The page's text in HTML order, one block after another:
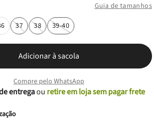
Guia de tamanhos
37 38 39-40
Adicionar à sacola
Compre pelo WhatsApp
entregaou retire em loja sem pagar frete